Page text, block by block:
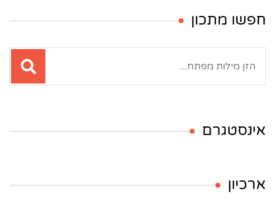
חפשו מתכון
אינסטגרם
ארכיון